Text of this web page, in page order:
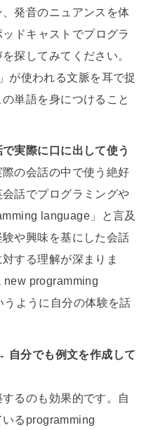
発音のニュアンスを体
ドキャストでプログラ
探してみてください。
が使われる文脈を耳で捉
単語を身につけること
実際に口に出して使う
の会話の中で使う絶好
話でプログラミングや
language」と言及
や興味を基にした会話
する理解が深まりま
new programming
ように自分の体験を話
自分でも例文を作成して
るのも効果的です。自
るprogramming